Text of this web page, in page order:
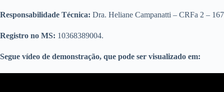
Responsabilidade Técnica: Dra. Heliane Campanatti – CRFa 2 –
Registro no MS: 10368389004.
Segue vídeo de demonstração, que pode ser visualizado em: